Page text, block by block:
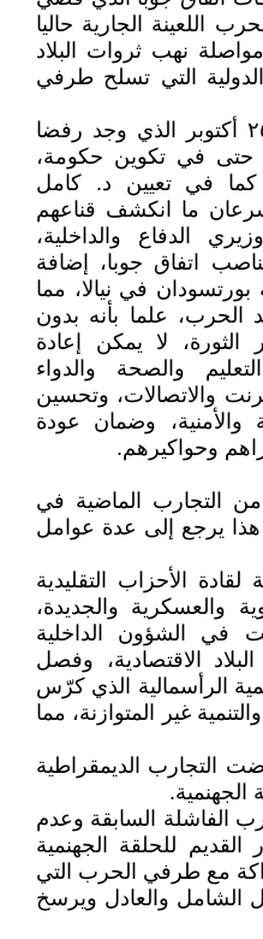
اللعينة الجارية حاليا
نهب ثروات البلاد
التي تسلح طرفي
كما يحاول عبثا قادة انقلاب ٢٥ أكتوبر الذي وجد رفضا
حتى في تكوين حكومة،
كما في تعيين د. كامل
ما انكشف قناعهم
الدفاع والداخلية،
اتفاق جوبا، إضافة
في نيالا، مما
الحرب، علما بأنه بدون
لا يمكن إعادة
والصحة والدواء
والاتصالات، وتحسين
والأمنية، وضمان عودة
وحواكيرهم.
من التجارب الماضية في
يرجع إلى عدة عوامل
الأحزاب التقليدية
والعسكرية والجديدة،
في الشؤون الداخلية
الاقتصادية، وفصل
الرأسمالية الذي كرّس
غير المتوازنة، مما
التجارب الديمقراطية
الجهنمية.
الفاشلة السابقة وعدم
للحلقة الجهنمية
مع طرفي الحرب التي
الشامل والعادل ويرسخ